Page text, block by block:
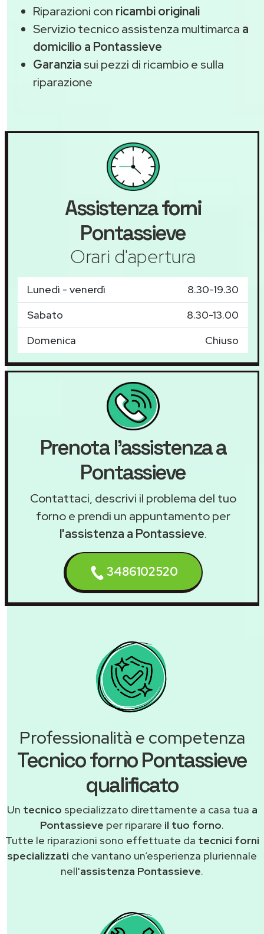
Riparazioni con ricambi originali
Servizio tecnico assistenza multimarca a
domicilio a Pontassieve
Garanzia sui pezzi di ricambio e sulla
riparazione
Assistenzaforni
Pontassieve
Orari d'apertura
Lunedì - venerdì
8.30-19.30
Sabato
8.30-13.00
Domenica
Chiuso
Prenota l'assistenza a
Pontassieve
Contattaci, descrivi il problema del tuo
forno e prendi un appuntamento per
l'assistenza a Pontassieve.
3486102520
Professionalità e competenza
Tecnico forno Pontassieve
qualificato
Un tecnico specializzato direttamente a casa tua a
Pontassieve per riparare il tuo forno.
Tutte le riparazioni sono effettuate da tecnici forni
specializzati che vantano un’esperienza pluriennale
nell'assistenza Pontassieve.